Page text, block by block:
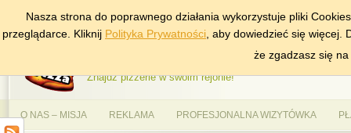
DODAJ NAS DO ULUBIONYCH ZNAJDŹ
AlePizza.com –
Znajdź pizzerie w swoim rejonie!
O NAS – MISJA REKLAMA PROFESJONALNA WIZYTÓWKA
Nasza strona do poprawnego działania wykorzystuje pliki
przeglądarce. Kliknij Polityka Prywatności , aby dowiedzieć się
że zgadzasz się